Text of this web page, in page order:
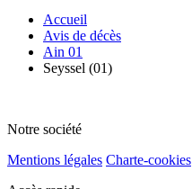
Accueil
Avis de décès
Ain 01
Seyssel (01)
Notre société
Mentions légales Charte-cookies